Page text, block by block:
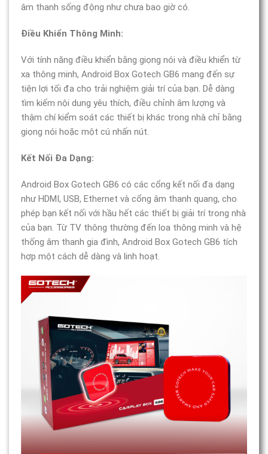
âm thanh sống động như chưa bao giờ có.
Điều Khiển Thông Minh:
Với tính năng điều khiển bằng giọng nói và điều khiển từ
xa thông minh, Android Box Gotech GB6 mang đến sự
tiện lợi tối đa cho trải nghiệm giải trí của bạn. Dễ dàng
tìm kiếm nội dung yêu thích, điều chỉnh âm lượng và
thậm chí kiểm soát các thiết bị khác trong nhà chỉ bằng
giọng nói hoặc một cú nhấn nút.
Kết Nối Đa Dạng:
Android Box Gotech GB6 có các cổng kết nối đa dạng
như HDMI, USB, Ethernet và cổng âm thanh quang, cho
phép bạn kết nối với hầu hết các thiết bị giải trí trong nhà
của bạn. Từ TV thông thường đến loa thông minh và hệ
thống âm thanh gia đình, Android Box Gotech GB6 tích
hợp một cách dễ dàng và linh hoạt.